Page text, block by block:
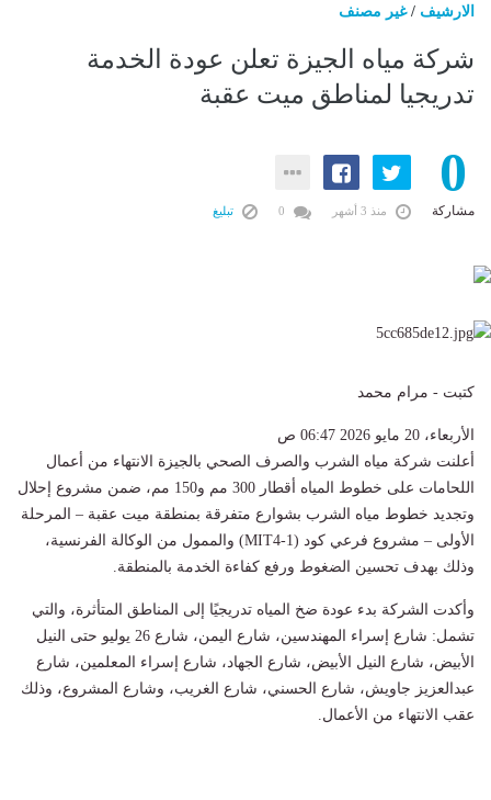
الارشيف /غير مصنف
شركة مياه الجيزة تعلن عودة الخدمة
تدريجيا لمناطق ميت عقبة
0
مشاركة منذ 3 أشهر تبليغ
كتبت - مرام محمد
الأربعاء، 20 مايو 2026 06:47 ص
أعلنت شركة مياه الشرب والصرف الصحي بالجيزة الانتهاء من أعمال
اللحامات على خطوط المياه أقطار 300 مم و150 مم، ضمن مشروع إحلال
وتجديد خطوط مياه الشرب بشوارع متفرقة بمنطقة ميت عقبة – المرحلة
الأولى – مشروع فرعي كود (MIT4-1) والممول من الوكالة الفرنسية،
وذلك بهدف تحسين الضغوط ورفع كفاءة الخدمة بالمنطقة.
وأكدت الشركة بدء عودة ضخ المياه تدريجيًا إلى المناطق المتأثرة، والتي
تشمل: شارع إسراء المهندسين، شارع اليمن، شارع 26 يوليو حتى النيل
الأبيض، شارع النيل الأبيض، شارع الجهاد، شارع إسراء المعلمين، شارع
عبدالعزيز جاويش، شارع الحسني، شارع الغريب، وشارع المشروع، وذلك
عقب الانتهاء من الأعمال.